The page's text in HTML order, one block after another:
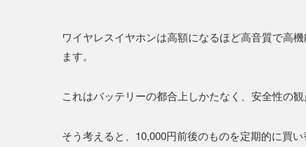
ワイヤレスイヤホンは高額になるほど高音質で高
ます。
これはバッテリーの都合上しかたなく、安全性の
そう考えると、10,000円前後のものを定期的に買